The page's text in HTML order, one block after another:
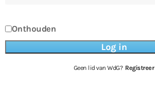
Onthouden
Geen lid van WdG? Registreer